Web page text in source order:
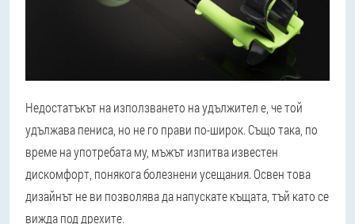
Недостатъкът на използването на удължител е, че той
удължава пениса, но не го прави по-широк. Също така, по
време на употребата му, мъжът изпитва известен
дискомфорт, понякога болезнени усещания. Освен това
дизайнът не ви позволява да напускате къщата, тъй като се
вижда под дрехите.